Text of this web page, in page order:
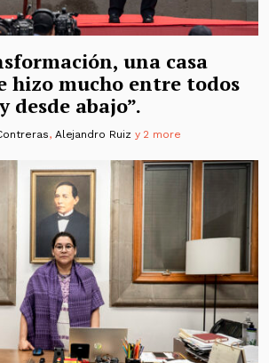
una casa
hizo mucho entre todos
y desde abajo”.
, Alejandro Ruiz y 2 more